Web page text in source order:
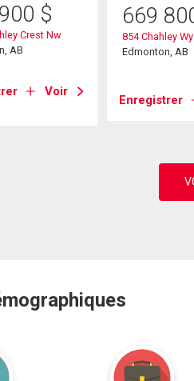
$
Crest Nw
AB
Voir
669
854 Chahley
Edmonton, AB
Enregistrer